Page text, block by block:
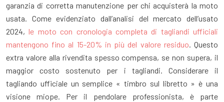
garanzia di corretta manutenzione per chi acquisterà la moto
usata. Come evidenziato dall’analisi del mercato dell’usato
2024,le moto con cronologia completa di tagliandi ufficiali
mantengono fino al 15-20% in più del valore residuo. Questo
extra valore alla rivendita spesso compensa, se non supera, il
maggior costo sostenuto per i tagliandi. Considerare il
tagliando ufficiale un semplice « timbro sul libretto » è una
visione miope. Per il pendolare professionista, è parte